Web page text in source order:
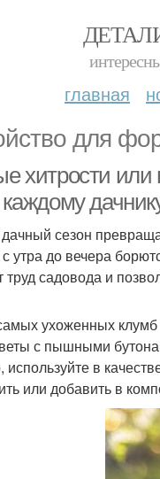
главная
для
хитрости или
каждому
сезон
утра до вечера
труд садовода и
ухоженных клумб
с пышными
используйте в
или добавить в